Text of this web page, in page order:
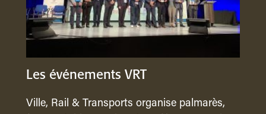
Les événements VRT
Ville, Rail & Transports organise palmarès,